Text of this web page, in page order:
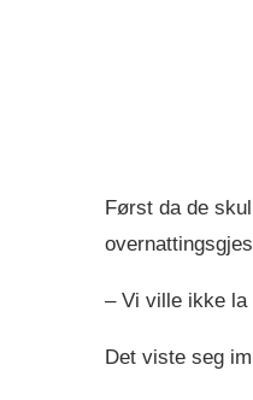
Først da de
– Vi ville ikke
Det viste seg